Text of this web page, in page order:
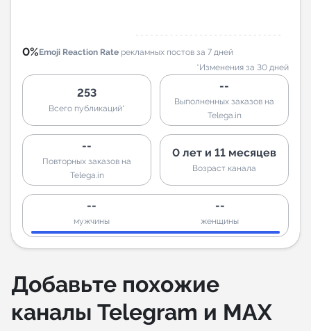
0%Emoji Reaction Rate рекламных постов за 7 дней
*Изменения за 30 дней
253
Всего публикаций*
--
Выполненных заказов на
Telega.in
--
Повторных заказов на
Telega.in
0 лет и 11 месяцев
Возраст канала
--
мужчины
--
женщины
Добавьте похожие
каналы Telegram и MAX